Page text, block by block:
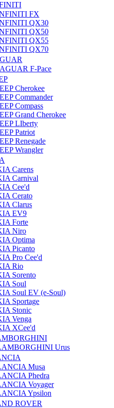
FX
QX30
QX50
QX55
QX70
F-Pace
Cherokee
Commander
Compass
Grand Cherokee
LIberty
Patriot
Renegade
Wrangler
Carens
Carnival
Cee'd
Cerato
Clarus
EV9
Forte
Niro
Optima
Picanto
Pro Cee'd
Rio
Sorento
Soul
Soul EV (e-Soul)
Sportage
Stonic
Venga
XCee'd
Urus
Musa
Phedra
Voyager
Ypsilon
ROVER